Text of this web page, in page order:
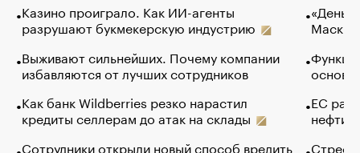
Казино проиграло. Как ИИ-агенты
разрушают букмекерскую индустрию
Выживают сильнейших. Почему компании
избавляются от лучших сотрудников
Как банк Wildberries резко нарастил
кредиты селлерам до атак на склады
Сотрудники открыли новый способ вредить
Маск в
основ
ЕС
нефти